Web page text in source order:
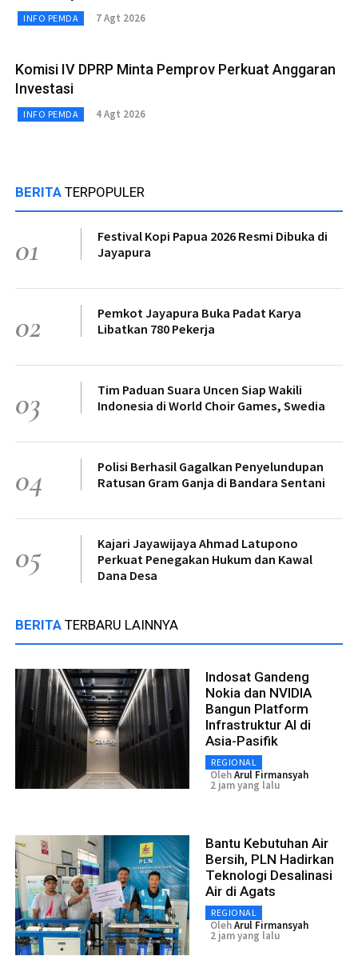
INFO PEMDA 7 Agt 2026
Komisi IV DPRP Minta Pemprov Perkuat Anggaran
Investasi
INFO PEMDA 4 Agt 2026
BERITA TERPOPULER
01
Festival Kopi Papua 2026 Resmi Dibuka di
Jayapura
02
Pemkot Jayapura Buka Padat Karya
Libatkan 780 Pekerja
03
Tim Paduan Suara Uncen Siap Wakili
Indonesia di World Choir Games, Swedia
04
Polisi Berhasil Gagalkan Penyelundupan
Ratusan Gram Ganja di Bandara Sentani
05
Kajari Jayawijaya Ahmad Latupono
Perkuat Penegakan Hukum dan Kawal
Dana Desa
BERITA TERBARU LAINNYA
Indosat Gandeng
Nokia dan NVIDIA
Bangun Platform
Infrastruktur AI di
Asia-Pasifik
REGIONAL
OlehArul Firmansyah
2 jam yang lalu
Bantu Kebutuhan Air
Bersih, PLN Hadirkan
Teknologi Desalinasi
Air di Agats
REGIONAL
OlehArul Firmansyah
2 jam yang lalu